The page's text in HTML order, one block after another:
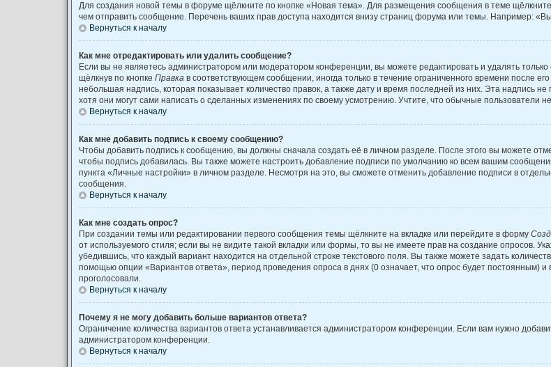
Для создания новой темы в форуме щёлкните по кнопке «Новая тема». Для размещения сообщения в теме
чем отправить сообщение. Перечень ваших прав доступа находится внизу страниц форума или темы. Например:
Вернуться к началу
Как мне отредактировать или удалить сообщение?
Если вы не являетесь администратором или модератором конференции, вы можете редактировать и удалять
щёлкнув по кнопке Правка в соответствующем сообщении, иногда только в течение ограниченного времени после
небольшая надпись, которая показывает количество правок, а также дату и время последней из них. Эта надпись
хотя они могут сами написать о сделанных изменениях по своему усмотрению. Учтите, что обычные пользователи
Вернуться к началу
Как мне добавить подпись к своему сообщению?
Чтобы добавить подпись к сообщению, вы должны сначала создать её в личном разделе. После этого вы можете
чтобы подпись добавилась. Вы также можете настроить добавление подписи по умолчанию ко всем вашим
пункта «Личные настройки» в личном разделе. Несмотря на это, вы сможете отменить добавление подписи в
сообщения.
Вернуться к началу
Как мне создать опрос?
При создании темы или редактировании первого сообщения темы щёлкните на вкладке или перейдите в форму
от используемого стиля; если вы не видите такой вкладки или формы, то вы не имеете прав на создание опросов.
убедившись, что каждый вариант находится на отдельной строке текстового поля. Вы также можете задать
помощью опции «Вариантов ответа», период проведения опроса в днях (0 означает, что опрос будет постоянным) и
проголосовали.
Вернуться к началу
Почему я не могу добавить больше вариантов ответа?
Ограничение количества вариантов ответа устанавливается администратором конференции. Если вам нужно
администратором конференции.
Вернуться к началу